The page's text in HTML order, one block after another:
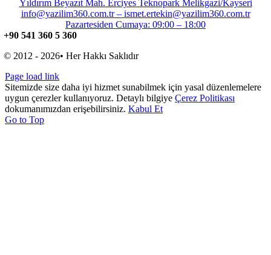
Yıldırım Beyazıt Mah. Erciyes Teknopark Melikgazi/Kayseri
info@yazilim360.com.tr – ismet.ertekin@yazilim360.com.tr
Pazartesiden Cumaya: 09:00 – 18:00
+90 541 360 5 360
© 2012 - 2026• Her Hakkı Saklıdır
Page load link
Sitemizde size daha iyi hizmet sunabilmek için yasal düzenlemelere
uygun çerezler kullanıyoruz. Detaylı bilgiye Çerez Politikası
dokumanımızdan erişebilirsiniz. Kabul Et
Go to Top